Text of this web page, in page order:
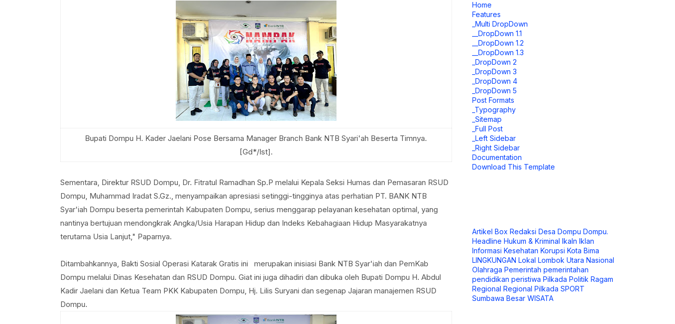
Bupati Dompu H. Kader Jaelani Pose Bersama Manager Branch Bank NTB Syari'ah Beserta Timnya.
[Gd*/Ist].
Sementara, Direktur RSUD Dompu, Dr. Fitratul Ramadhan Sp.P melalui Kepala Seksi Humas dan Pemasaran RSUD
Dompu, Muhammad Iradat S.Gz., menyampaikan apresiasi setinggi-tingginya atas perhatian PT. BANK NTB
Syar'iah Dompu beserta pemerintah Kabupaten Dompu, serius menggarap pelayanan kesehatan optimal, yang
nantinya bertujuan mendongkrak Angka/Usia Harapan Hidup dan Indeks Kebahagiaan Hidup Masyarakatnya
terutama Usia Lanjut," Paparnya.
Ditambahkannya, Bakti Sosial Operasi Katarak Gratis ini merupakan inisiasi Bank NTB Syar'iah dan PemKab
Dompu melalui Dinas Kesehatan dan RSUD Dompu. Giat ini juga dihadiri dan dibuka oleh Bupati Dompu H. Abdul
Kadir Jaelani dan Ketua Team PKK Kabupaten Dompu, Hj. Lilis Suryani dan segenap Jajaran manajemen RSUD
Dompu.
Home
Features
_Multi DropDown
__DropDown 1.1
__DropDown 1.2
__DropDown 1.3
_DropDown 2
_DropDown 3
_DropDown 4
_DropDown 5
Post Formats
_Typography
_Sitemap
_Full Post
_Left Sidebar
_Right Sidebar
Documentation
Download This Template
Artikel Box Redaksi Desa Dompu Dompu.
Headline Hukum & Kriminal Ikaln Iklan
Informasi Kesehatan Korupsi Kota Bima
LINGKUNGAN Lokal Lombok Utara Nasional
Olahraga Pemerintah pemerintahan
pendidikan peristiwa Pilkada Politik Ragam
Regional Regional Pilkada SPORT
Sumbawa Besar WISATA